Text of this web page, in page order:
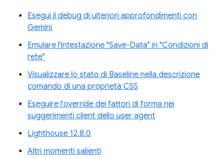
Esegui il debug di ulteriori approfondimenti con
Gemini
Emulare l'intestazione "Save-Data" in "Condizioni di
rete"
Visualizzare lo stato di Baseline nella descrizione
comando di una proprietà CSS
Eseguire l'override dei fattori di forma nei
suggerimenti client dello user agent
Lighthouse 12.8.0
Altri momenti salienti